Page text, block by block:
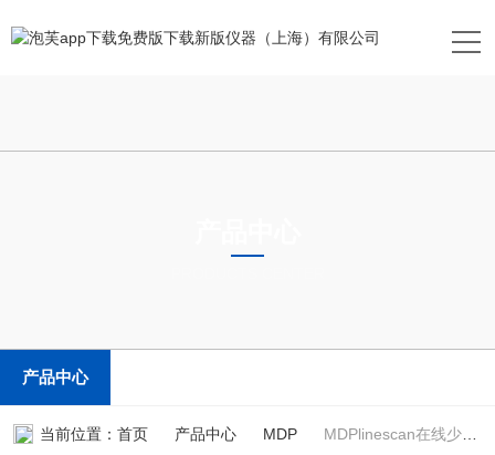
产品中心
当前位置： 首页 产品中心 MDP MDPlinescan在线少子寿命测试仪